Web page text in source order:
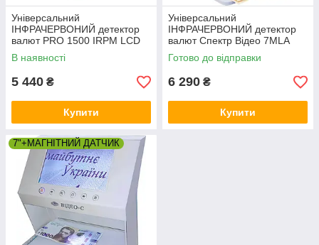
Універсальний
ІНФРАЧЕРВОНИЙ детектор
валют PRO 1500 IRPM LCD
В наявності
5 440 ₴
Купити
Універсальний
ІНФРАЧЕРВОНИЙ детектор
валют Спектр Відео 7МLA
(опція "миша" М)
Готово до відправки
6 290 ₴
Купити
7"+МАГНІТНИЙ ДАТЧИК